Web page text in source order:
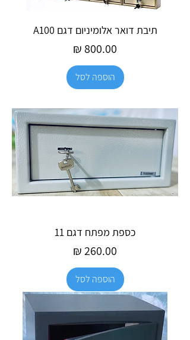
תיבת דואר אלומיניום דגם A100
מחיר
הוספה לסל
כספת מפתח דגם 11
מחיר
הוספה לסל